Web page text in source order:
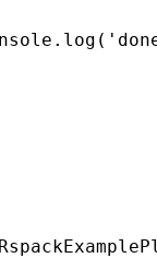
.log (